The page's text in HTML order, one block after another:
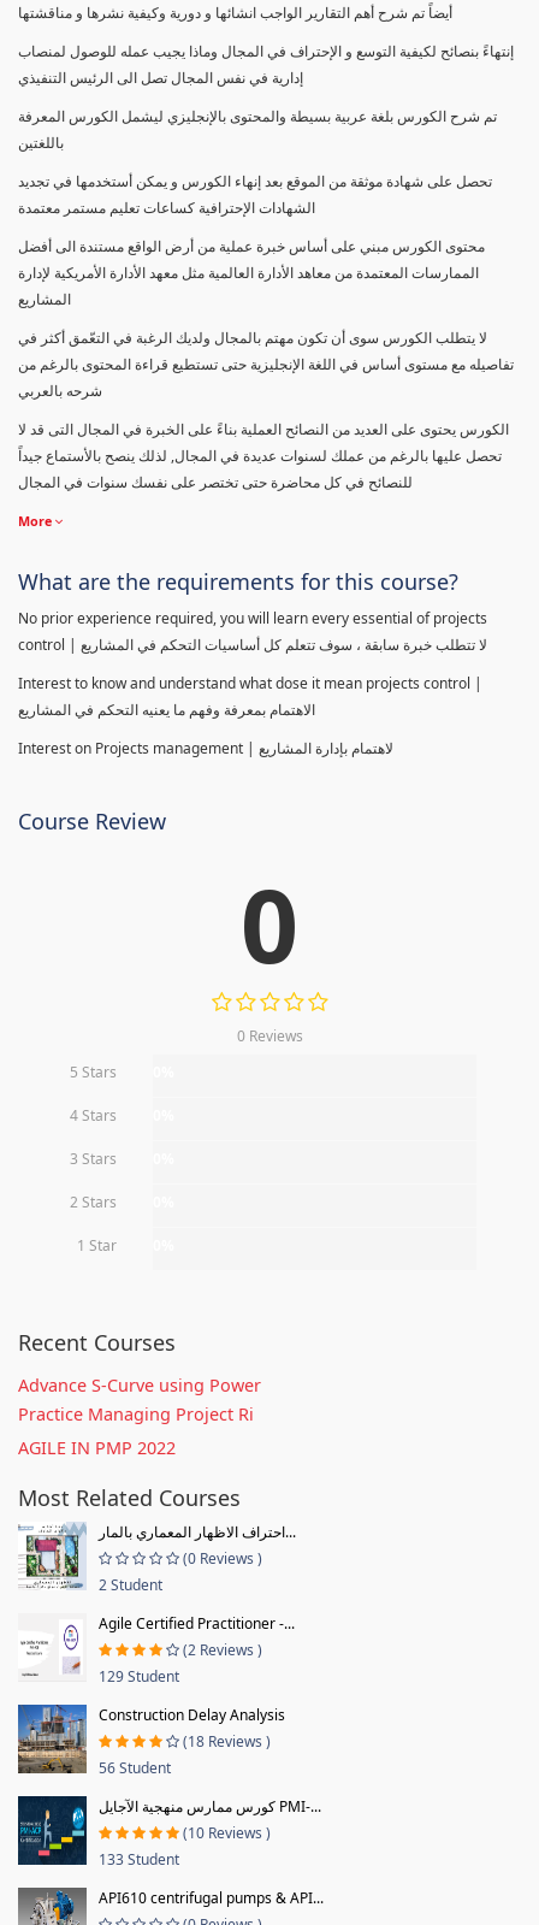
أيضاً تم شرح أهم التقارير الواجب انشائها و دورية وكيفية نشرها و مناقشتها
إنتهاءً بنصائح لكيفية التوسع و الإحتراف في المجال وماذا يجيب عمله للوصول لمنصاب
إدارية في نفس المجال تصل الى الرئيس التنفيذي
تم شرح الكورس بلغة عربية بسيطة والمحتوى بالإنجليزي ليشمل الكورس المعرفة
باللغتين
تحصل على شهادة موثقة من الموقع بعد إنهاء الكورس و يمكن أستخدمها في تجديد
الشهادات الإحترافية كساعات تعليم مستمر معتمدة
محتوى الكورس مبني على أساس خبرة عملية من أرض الواقع مستندة الى أفضل
الممارسات المعتمدة من معاهد الأدارة العالمية مثل معهد الأدارة الأمريكية لإدارة
المشاريع
لا يتطلب الكورس سوى أن تكون مهتم بالمجال ولديك الرغبة في التعّمق أكثر في
تفاصيله مع مستوى أساس في اللغة الإنجليزية حتى تستطيع قراءة المحتوى بالرغم من
شرحه بالعربي
الكورس يحتوى على العديد من النصائح العملية بناءً على الخبرة في المجال التى قد لا
تحصل عليها بالرغم من عملك لسنوات عديدة في المجال, لذلك ينصح بالأستماع جيداً
للنصائح في كل محاضرة حتى تختصر على نفسك سنوات في المجال
More
What are the requirements for this course?
No prior experience required, you will learn every essential of projects
control | لا تتطلب خبرة سابقة ، سوف تتعلم كل أساسيات التحكم في المشاريع
Interest to know and understand what dose it mean projects control |
الاهتمام بمعرفة وفهم ما يعنيه التحكم في المشاريع
Interest on Projects management | لاهتمام بإدارة المشاريع
Course Review
0
0 Reviews
5 Stars
4 Stars
3 Stars
2 Stars
1 Star
Recent Courses
Advance S-Curve using Power
Practice Managing Project Ri
AGILE IN PMP 2022
Most Related Courses
احتراف الاظهار المعماري بالمار...
(0 Reviews )
2 Student
Agile Certified Practitioner -...
(2 Reviews )
129 Student
Construction Delay Analysis
(18 Reviews )
56 Student
كورس ممارس منهجية الآجايل PMI-...
(10 Reviews )
133 Student
API610 centrifugal pumps & API...